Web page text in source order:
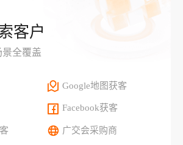
客户
全覆盖
Google地图获客
Facebook获客
广交会采购商